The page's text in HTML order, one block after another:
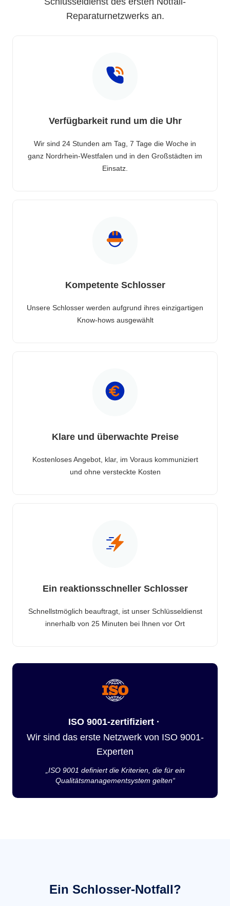
Reparaturnetzwerks an.
Verfügbarkeit rund um die Uhr
Wir sind 24 Stunden am Tag, 7 Tage die Woche in
ganz Nordrhein-Westfalen und in den Großstädten im
Einsatz.
Kompetente Schlosser
Unsere Schlosser werden aufgrund ihres einzigartigen
Know-hows ausgewählt
Klare und überwachte Preise
Kostenloses Angebot, klar, im Voraus kommuniziert
und ohne versteckte Kosten
Ein reaktionsschneller Schlosser
Schnellstmöglich beauftragt, ist unser Schlüsseldienst
innerhalb von 25 Minuten bei Ihnen vor Ort
ISO 9001-zertifiziert ·
Wir sind das erste Netzwerk von ISO 9001-
Experten
„ISO 9001 definiert die Kriterien, die für ein
Qualitätsmanagementsystem gelten“
Ein Schlosser-Notfall?